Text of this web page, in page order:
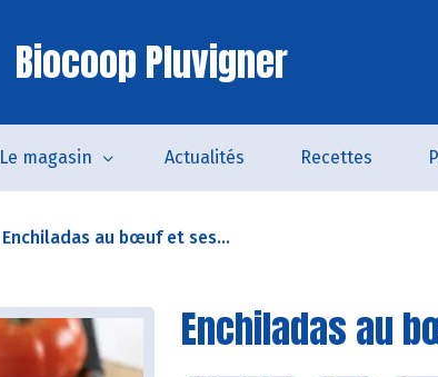
Biocoop Pluvigner
Le magasin Actualités Recettes
Enchiladas au bœuf et ses...
Enchiladas au